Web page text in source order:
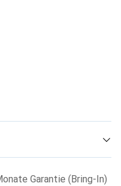
Garantie (Bring-In)